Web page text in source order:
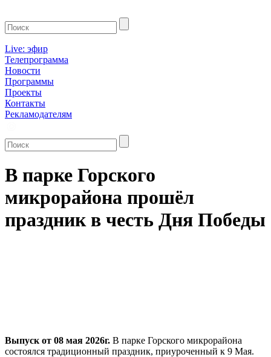
Live: эфир
Телепрограмма
Новости
Программы
Проекты
Контакты
Рекламодателям
В парке Горского
микрорайона прошёл
праздник в честь Дня Победы
Выпуск от 08 мая 2026г. В парке Горского микрорайона
состоялся традиционный праздник, приуроченный к 9 Мая.